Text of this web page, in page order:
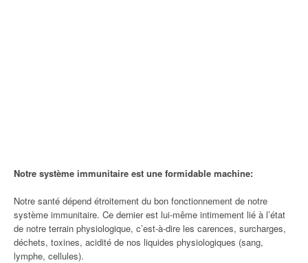
Notre système immunitaire est une formidable machine:
Notre santé dépend étroitement du bon fonctionnement de notre
système immunitaire. Ce dernier est lui-même intimement lié à l’état
de notre terrain physiologique, c’est-à-dire les carences, surcharges,
déchets, toxines, acidité de nos liquides physiologiques (sang,
lymphe, cellules).